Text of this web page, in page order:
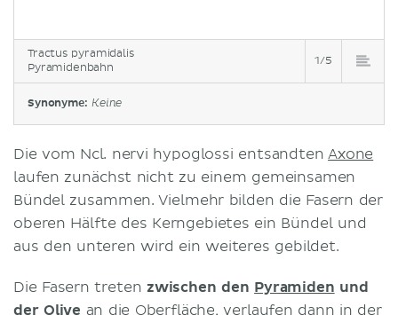
Tractus pyramidalis
Pyramidenbahn
1/5
Synonyme: Keine
Die vom Ncl. nervi hypoglossi entsandtenAxone
laufen zunächst nicht zu einem gemeinsamen
Bündel zusammen. Vielmehr bilden die Fasern der
oberen Hälfte des Kerngebietes ein Bündel und
aus den unteren wird ein weiteres gebildet.
Die Fasern treten zwischen den Pyramiden und
der Olive an die Oberfläche, verlaufen dann in der